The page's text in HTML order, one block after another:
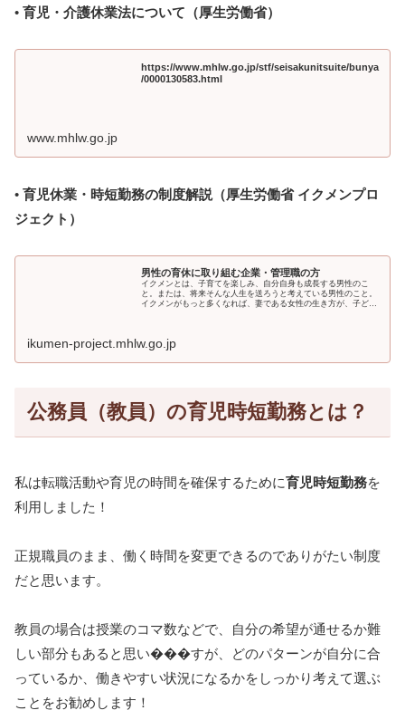
• 育児・介護休業法について（厚生労働省）
https://www.mhlw.go.jp/stf/seisakunitsuite/bunya
/0000130583.html
www.mhlw.go.jp
• 育児休業・時短勤務の制度解説（厚生労働省 イクメンプロ
ジェクト）
男性の育休に取り組む企業・管理職の方
イクメンとは、子育てを楽しみ、自分自身も成長する男性のこ
と。または、将来そんな人生を送ろうと考えている男性のこと。
イクメンがもっと多くなれば、妻である女性の生き方が、子ども
ikumen-project.mhlw.go.jp
公務員（教員）の育児時短勤務とは？
私は転職活動や育児の時間を確保するために育児時短勤務を
利用しました！
正規職員のまま、働く時間を変更できるのでありがたい制度
だと思います。
教員の場合は授業のコマ数などで、自分の希望が通せるか難
しい部分もあると思い���すが、どのパターンが自分に合
っているか、働きやすい状況になるかをしっかり考えて選ぶ
ことをお勧めします！